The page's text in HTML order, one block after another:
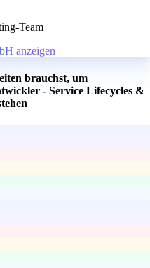
Team
anzeigen
brauchst, um
- Service Lifecycles &